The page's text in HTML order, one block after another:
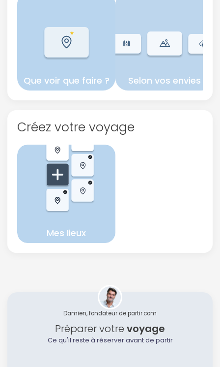
Que voir que faire ? Selon vos envies
Créez votre voyage
Mes lieux
Damien, fondateur de partir.com
Préparer votre voyage
Ce qu'il reste à réserver avant de partir